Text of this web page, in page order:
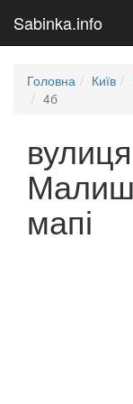
Sabinka.info
Головна Київ
4б
мапі